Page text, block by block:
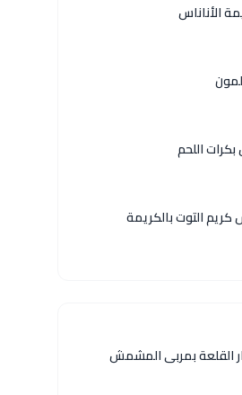
الأناناس
اللحم
التوت بالكريمة
القلعة بمربى المشمش